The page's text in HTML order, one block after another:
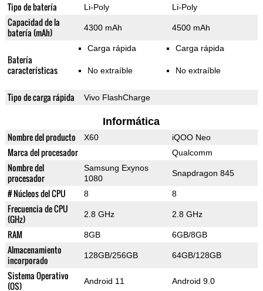
Tipo de batería Li-Poly Li-Poly
Capacidad de la
batería (mAh)
4300 mAh 4500 mAh
Batería
características
Carga rápida
No extraíble
Carga rápida
No extraíble
Tipo de carga rápida Vivo FlashCharge
Informática
Nombre del producto X60 iQOO Neo
Marca del procesador Qualcomm
Nombre del
procesador
Samsung Exynos
1080
Snapdragon 845
# Núcleos del CPU 8 8
Frecuencia de CPU
(GHz)
2.8 GHz 2.8 GHz
RAM 8GB 6GB/8GB
Almacenamiento
incorporado
128GB/256GB 64GB/128GB
Sistema Operativo
(OS)
Android 11 Android 9.0